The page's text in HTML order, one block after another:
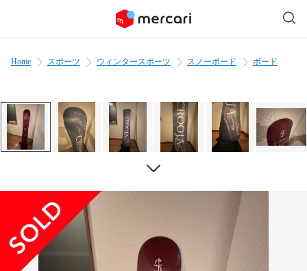
Home スポーツ ウィンタースポーツ スノーボード ボード